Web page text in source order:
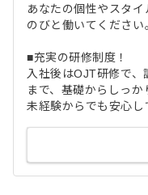
あなたの個性やスタ
のびと働いてください
■充実の研修制度！
入社後はOJT研修で
まで、基礎からしっか
未経験からでも安心し